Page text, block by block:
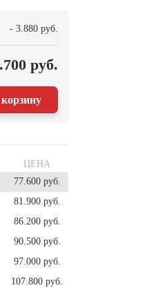
- 3.880 руб.
руб.
ЦЕНА
77.600 руб.
81.900 руб.
86.200 руб.
90.500 руб.
97.000 руб.
107.800 руб.